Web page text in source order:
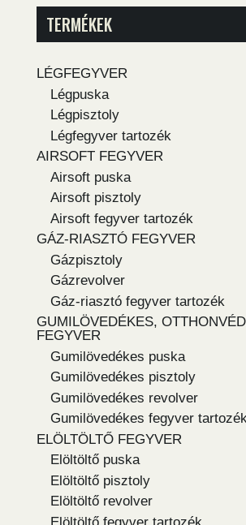
TERMÉKEK
LÉGFEGYVER
Légpuska
Légpisztoly
Légfegyver tartozék
AIRSOFT FEGYVER
Airsoft puska
Airsoft pisztoly
Airsoft fegyver tartozék
GÁZ-RIASZTÓ FEGYVER
Gázpisztoly
Gázrevolver
Gáz-riasztó fegyver tartozék
GUMILÖVEDÉKES,
FEGYVER
Gumilövedékes puska
Gumilövedékes pisztoly
Gumilövedékes revolver
Gumilövedékes fegyver
ELÖLTÖLTŐ FEGYVER
Elöltöltő puska
Elöltöltő pisztoly
Elöltöltő revolver